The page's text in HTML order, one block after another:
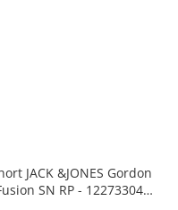
JACK &JONES Gordon
SN RP - 12273304-